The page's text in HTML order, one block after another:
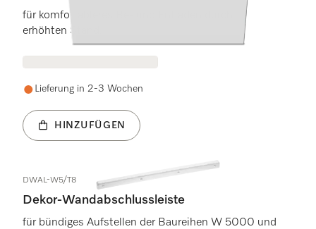
für komfortableres Be- und Entladen durch
erhöhten Stand.
Lieferung in 2-3 Wochen
HINZUFÜGEN
DWAL-W5/T8
Dekor-Wandabschlussleiste
für bündiges Aufstellen der Baureihen W 5000 und